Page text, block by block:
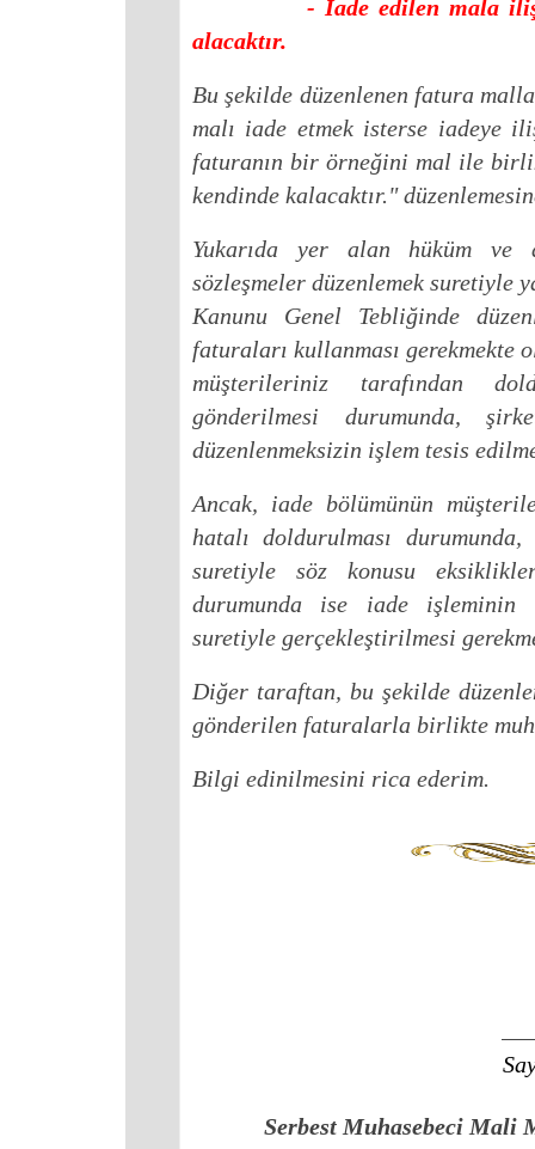
- İade edilen mala ilişkin
alacaktır.
Bu şekilde düzenlenen fatura
malı iade etmek isterse iadeye
faturanın bir örneğini mal ile
kendinde kalacaktır."
Yukarıda yer alan hüküm ve
sözleşmeler düzenlemek suretiyle
Kanunu Genel Tebliğinde
faturaları kullanması gerekmekte
müşterileriniz tarafından
gönderilmesi durumunda,
düzenlenmeksizin işlem tesis
Ancak, iade bölümünün
hatalı doldurulması
suretiyle söz konusu
durumunda ise iade işleminin
suretiyle gerçekleştirilmesi
Diğer taraftan, bu şekilde
gönderilen faturalarla birlikte
Bilgi edinilmesini rica ederim.
Serbest Muhasebeci Mali